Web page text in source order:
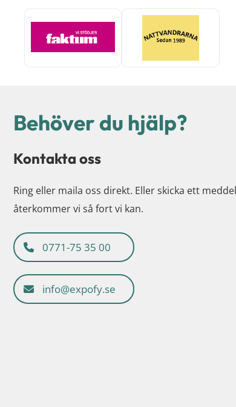
Behöver du hjälp?
Kontakta oss
Ring eller maila oss direkt. Eller skicka ett
återkommer vi så fort vi kan.
0771-75 35 00
info@expofy.se